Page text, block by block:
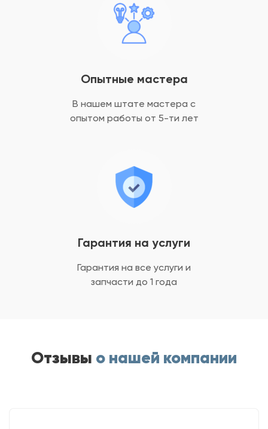
Гарантия на услуги
Гарантия на все услуги и
запчасти до 1 года
Опытные мастера
В нашем штате мастера с
опытом работы от 5-ти лет
Отзывы о нашей компании